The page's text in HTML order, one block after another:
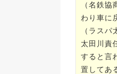
（名鉄
わり車に
（ラス
太田川責
すると言
置してあ